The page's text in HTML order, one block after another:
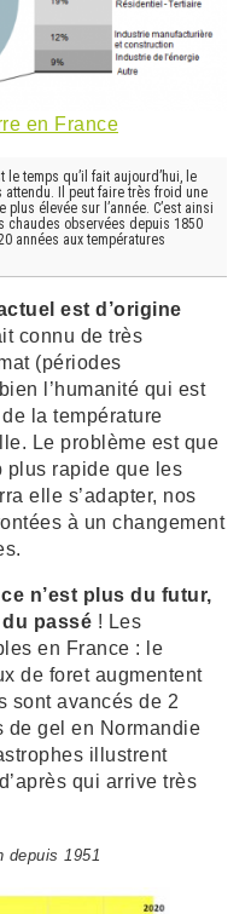
en France
le temps qu’il fait aujourd’hui, le
attendu. Il peut faire très froid une
élevée sur l’année. C’est ainsi
chaudes observées depuis 1850
années aux températures
est d’origine
connu de très
(périodes
l’humanité qui est
la température
Le problème est que
plus rapide que les
elle s’adapter, nos
à un changement
n’est plus du futur,
passé ! Les
en France : le
de foret augmentent
sont avancés de 2
de gel en Normandie
illustrent
qui arrive très
depuis 1951